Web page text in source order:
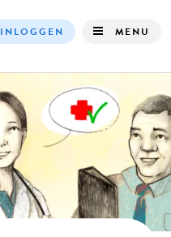
navigation
INLOGGEN MENU